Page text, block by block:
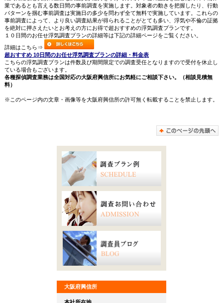
業であるとも言える数日間の事前調査を実施します。対象者の動きを把握したり、行動
パターンを掴む事前調査は実施日の多少を問わず全て無料で実施しています。これらの
事前調査によって、より良い調査結果が得られることがとても多い、浮気や不倫の証拠
を絶対に押さえたいとお考えの方にお得で超おすすめの浮気調査プランです。
１０日間のお任せ浮気調査プランの詳細等は下記の詳細ページをご覧ください。
詳細はこちら⇒
超おすすめ 10日間のお任せ浮気調査プランの詳細・料金表
こちらの浮気調査プランは件数及び期間限定での調査受任となりますので受付を休止し
ている場合もございます。
各種探偵調査業務は全国対応の大阪府興信所にお気軽にご相談下さい。（相談見積無
料）
※このページ内の文章・画像等を大阪府興信所の許可無く転載することを禁止します。
大阪府興信所